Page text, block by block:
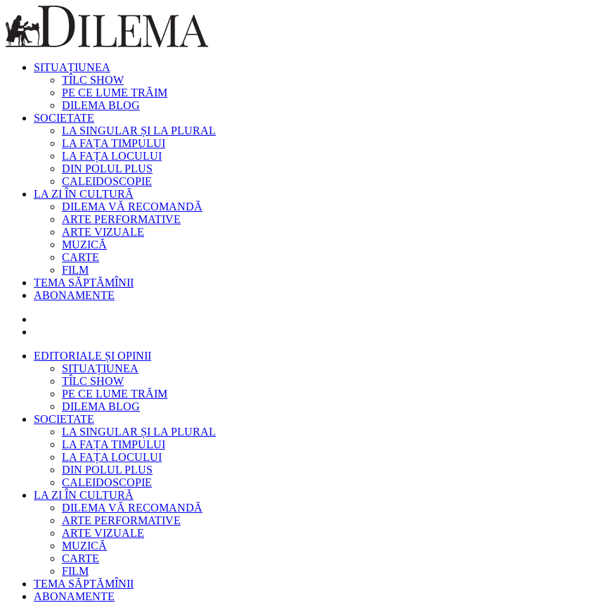
SITUAȚIUNEA
TÎLC SHOW
PE CE LUME TRĂIM
DILEMA BLOG
SOCIETATE
LA SINGULAR ȘI LA PLURAL
LA FAȚA TIMPULUI
LA FAȚA LOCULUI
DIN POLUL PLUS
CALEIDOSCOPIE
LA ZI ÎN CULTURĂ
DILEMA VĂ RECOMANDĂ
ARTE PERFORMATIVE
ARTE VIZUALE
MUZICĂ
CARTE
FILM
TEMA SĂPTĂMÎNII
ABONAMENTE
EDITORIALE ȘI OPINII
SITUAȚIUNEA
TÎLC SHOW
PE CE LUME TRĂIM
DILEMA BLOG
SOCIETATE
LA SINGULAR ȘI LA PLURAL
LA FAȚA TIMPULUI
LA FAȚA LOCULUI
DIN POLUL PLUS
CALEIDOSCOPIE
LA ZI ÎN CULTURĂ
DILEMA VĂ RECOMANDĂ
ARTE PERFORMATIVE
ARTE VIZUALE
MUZICĂ
CARTE
FILM
TEMA SĂPTĂMÎNII
ABONAMENTE